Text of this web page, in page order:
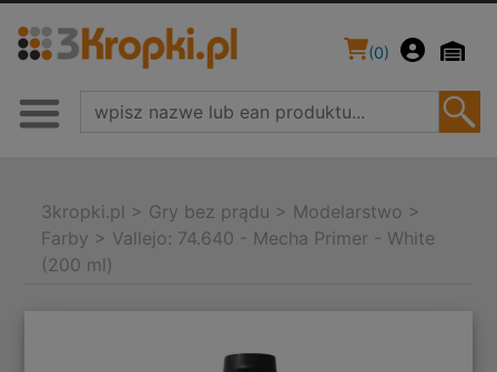
(0)
3kropki.pl > Gry bez prądu > Modelarstwo >
Farby > Vallejo: 74.640 - Mecha Primer - White
(200 ml)